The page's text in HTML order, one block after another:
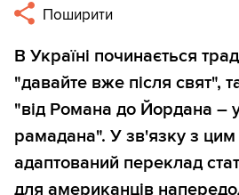
Поширити
В Україні починається
"давайте вже після свят",
"від Романа до Йордана –
рамадана". У зв'язку з
адаптований переклад
для американців